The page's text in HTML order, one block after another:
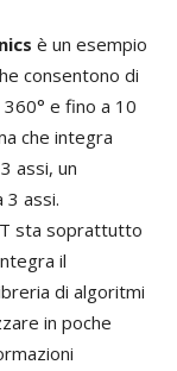
è un esempio
consentono di
e fino a 10
che integra
assi, un
3 assi.
sta soprattutto
il
di algoritmi
in poche